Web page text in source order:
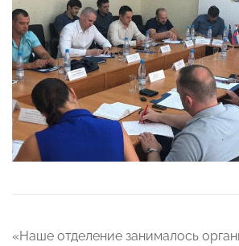
«Наше отделение занималось